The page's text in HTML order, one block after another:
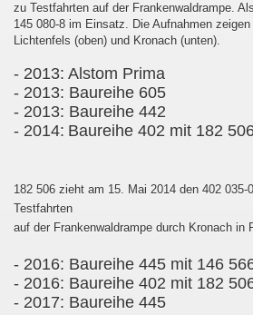
zu Testfahrten auf der Frankenwaldrampe.
145 080-8 im Einsatz. Die Aufnahmen
Lichtenfels (oben) und Kronach (unten).
- 2013: Alstom Prima
- 2013: Baureihe 605
- 2013: Baureihe 442
- 2014: Baureihe 402 mit 182
182 506 zieht am 15. Mai 2014 den 402
Testfahrten
auf der Frankenwaldrampe durch Kronach in
- 2016: Baureihe 445 mit 146
- 2016: Baureihe 402 mit 182
- 2017: Baureihe 445